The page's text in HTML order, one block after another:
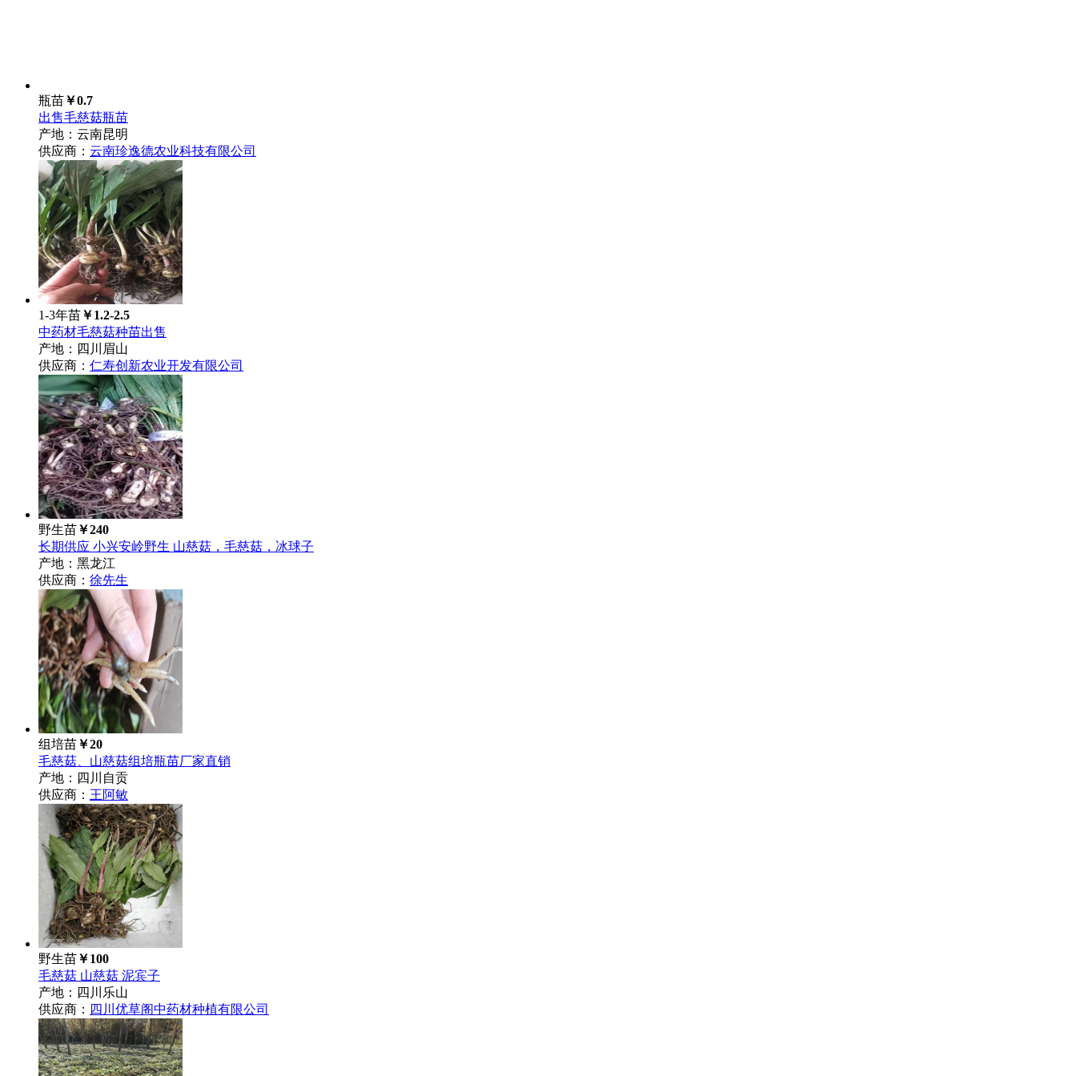
瓶苗￥0.7
出售毛慈菇瓶苗
产地：云南昆明
供应商： 云南珍逸德农业科技有限公司
1-3年苗￥1.2-2.5
中药材毛慈菇种苗出售
产地：四川眉山
供应商： 仁寿创新农业开发有限公司
野生苗￥240
长期供应 小兴安岭野生 山慈菇，毛慈菇，冰球子
产地：黑龙江
供应商： 徐先生
组培苗￥20
毛慈菇、山慈菇组培瓶苗厂家直销
产地：四川自贡
供应商： 王阿敏
野生苗￥100
毛慈菇 山慈菇 泥宾子
产地：四川乐山
供应商： 四川优草阁中药材种植有限公司